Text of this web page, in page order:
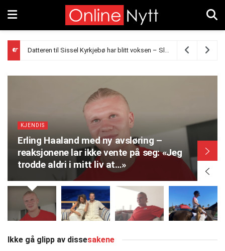
Erling Braut Haaland og Isabel Haugseng Johansen avslører navnet på sønnen – dette heter han
KJENDIS
Erling Haaland med ny avsløring –
reaksjonene lar ikke vente på seg: «Jeg
trodde aldri i mitt liv at…»
Ikke gå glipp av dissesakene